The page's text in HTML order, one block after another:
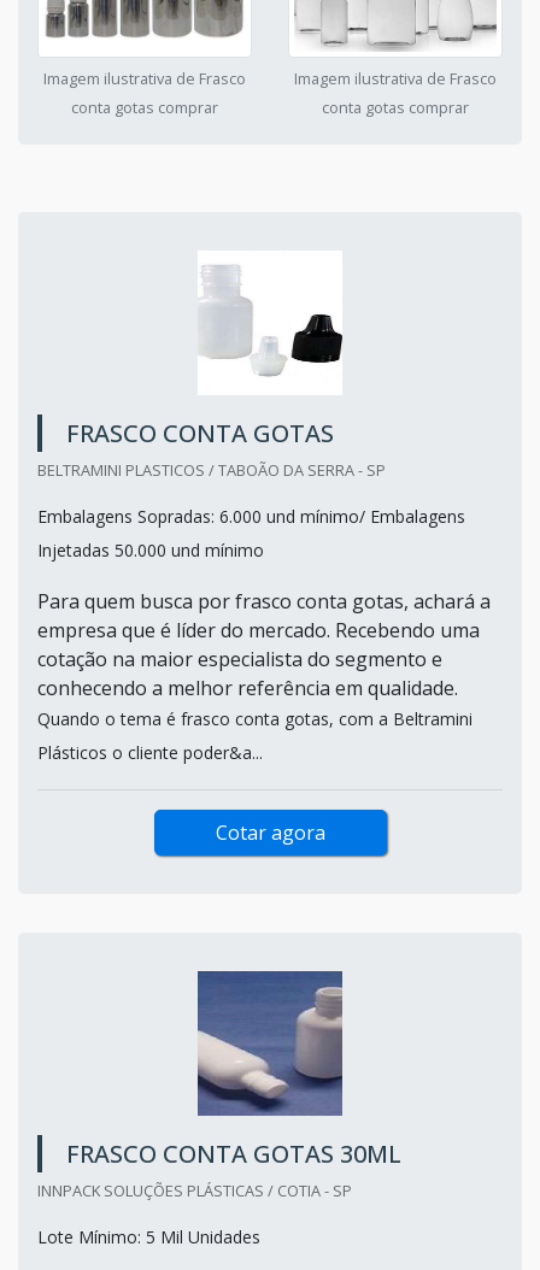
Imagem ilustrativa de Frasco
conta gotas comprar
Imagem ilustrativa de Frasco
conta gotas comprar
FRASCO CONTA GOTAS
BELTRAMINI PLASTICOS / TABOÃO DA SERRA - SP
Embalagens Sopradas: 6.000 und mínimo/ Embalagens
Injetadas 50.000 und mínimo
Para quem busca por frasco conta gotas, achará a
empresa que é líder do mercado. Recebendo uma
cotação na maior especialista do segmento e
conhecendo a melhor referência em qualidade.
Quando o tema é frasco conta gotas, com a Beltramini
Plásticos o cliente poder&a...
Cotar agora
FRASCO CONTA GOTAS 30ML
INNPACK SOLUÇÕES PLÁSTICAS / COTIA - SP
Lote Mínimo: 5 Mil Unidades